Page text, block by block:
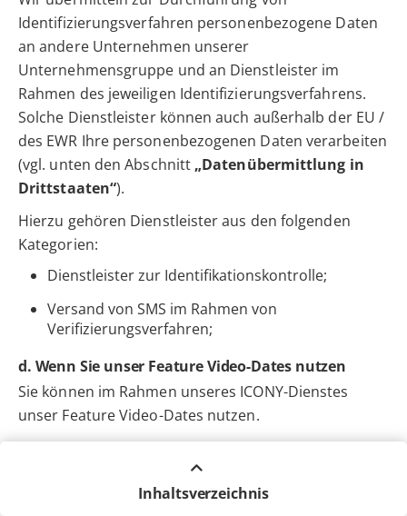
Inhaltsverzeichnis
Identifizierungsverfahren personenbezogene Daten
an andere Unternehmen unserer
Unternehmensgruppe und an Dienstleister im
Rahmen des jeweiligen Identifizierungsverfahrens.
Solche Dienstleister können auch außerhalb der EU /
des EWR Ihre personenbezogenen Daten verarbeiten
(vgl. unten den Abschnitt „Datenübermittlung in
Drittstaaten“).
Hierzu gehören Dienstleister aus den folgenden
Kategorien:
Dienstleister zur Identifikationskontrolle;
Versand von SMS im Rahmen von
Verifizierungsverfahren;
d. Wenn Sie unser Feature Video-Dates nutzen
Sie können im Rahmen unseres ICONY-Dienstes
unser Feature Video-Dates nutzen.
Wir verarbeiten Ihre personenbezogenen Daten zur
Anbahnung, Durchführung und Abwicklung des